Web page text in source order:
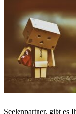
Seelenpartner, gibt es